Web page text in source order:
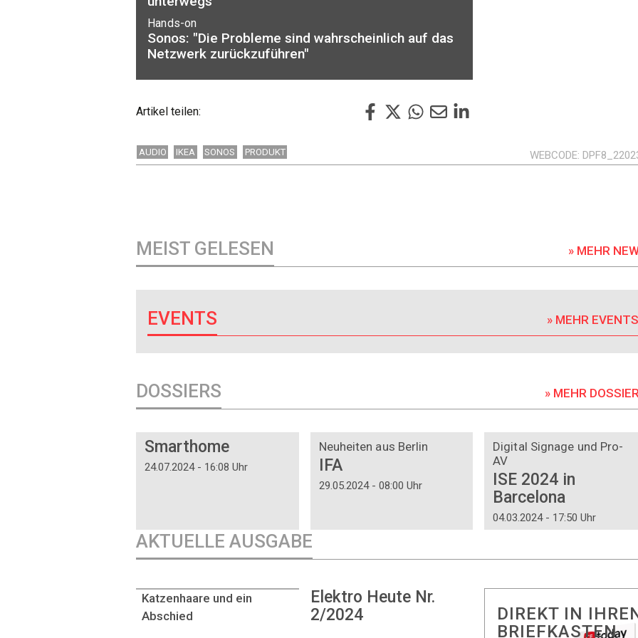
Hands-on
Sonos: "Die Probleme sind wahrscheinlich auf das
Netzwerk zurückzuführen"
Artikel teilen:
AUDIO IKEA SONOS PRODUKT WEBCODE
MEIST GELESEN » MEHR
EVENTS » MEHR EVENTS
DOSSIERS » MEHR
Smarthome
24.07.2024 - 16:08 Uhr
Neuheiten aus Berlin
IFA
29.05.2024 - 08:00 Uhr
Digital Signage und Pro-
AV
ISE 2024 in
Barcelona
04.03.2024 - 17:50 Uhr
AKTUELLE AUSGABE
Elektro Heute Nr.
2/2024
Katzenhaare und ein
Abschied
DIREKT IN
BRIEFKASTEN